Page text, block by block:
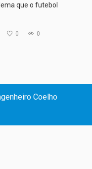
que o futebol
0 0
Coelho